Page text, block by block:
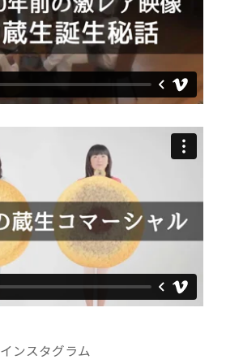
インスタグラム